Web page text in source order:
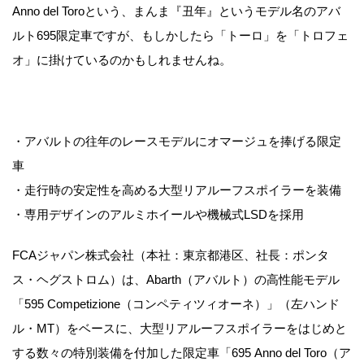
Anno del Toroという、まんま『丑年』というモデル名のアバ
ルト695限定車ですが、もしかしたら「トーロ」を「トロフェ
オ」に掛けているのかもしれませんね。
・アバルトの往年のレースモデルにオマージュを捧げる限定
車
・走行時の安定性を高める大型リアルーフスポイラーを装備
・専用デザインのアルミホイールや機械式LSDを採用
FCAジャパン株式会社（本社：東京都港区、社長：ポンタ
ス・ヘグストロム）は、Abarth（アバルト）の高性能モデル
「595 Competizione（コンペティツィオーネ）」（左ハンド
ル・MT）をベースに、大型リアルーフスポイラーをはじめと
する数々の特別装備を付加した限定車「695 Anno del Toro（ア